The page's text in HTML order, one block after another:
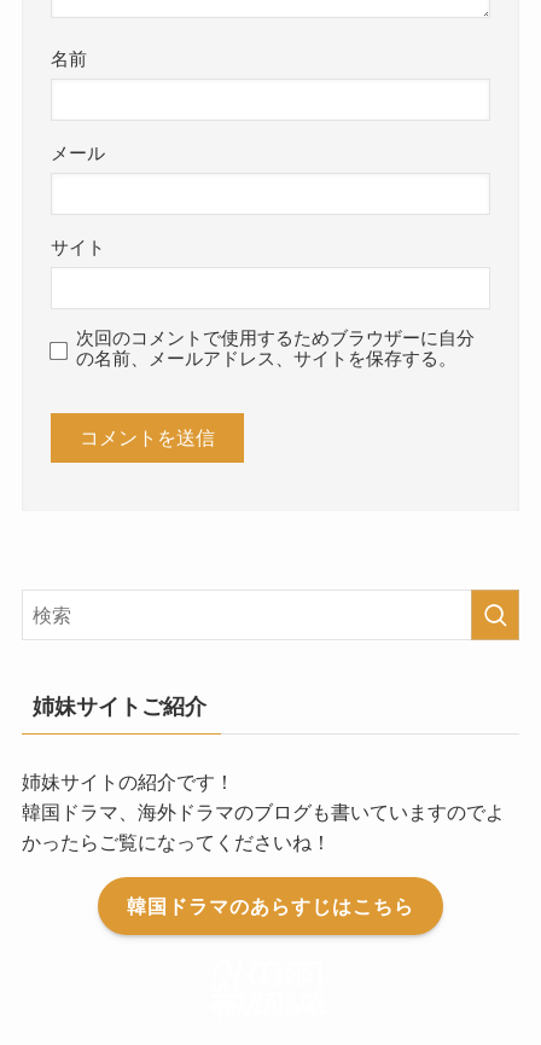
名前
メール
サイト
次回のコメントで使用するためブラウザーに自分
の名前、メールアドレス、サイトを保存する。
姉妹サイトご紹介
姉妹サイトの紹介です！
韓国ドラマ、海外ドラマのブログも書いていますのでよ
かったらご覧になってくださいね！
韓国ドラマのあらすじはこちら